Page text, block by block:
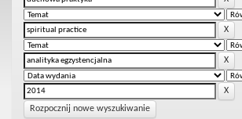
Rozpocznij nowe wyszukiwanie